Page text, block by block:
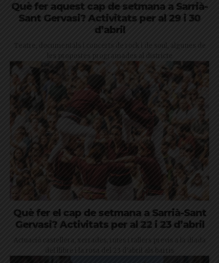
Què fer aquest cap de setmana a Sarrià-
Sant Gervasi? Activitats per al 29 i 30
d’abril
Teatre, documentals i concerts de rock i de soul, algunes de
les propostes programades al districte
Què fer el cap de setmana a Sarrià-Sant
Gervasi? Activitats per al 22 i 23 d’abril
Actuació castellera, xerrades, rutes i tallers previs a la diada
del llibre i la rosa del 23 d'abril als barris